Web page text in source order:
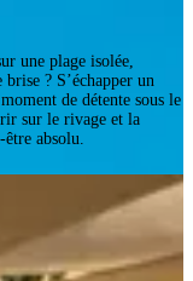
une plage isolée,
? S’échapper un
de détente sous le
sur le rivage et la
absolu.